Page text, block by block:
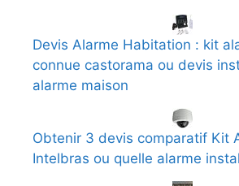
Devis Alarme Habitation : kit
connue castorama ou devis
alarme maison
Obtenir 3 devis comparatif Kit
Intelbras ou quelle alarme